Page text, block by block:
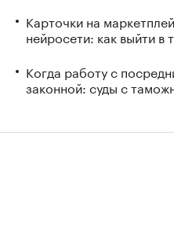
Карточки на
нейросети: как выйти в
Когда работу с
законной: суды с